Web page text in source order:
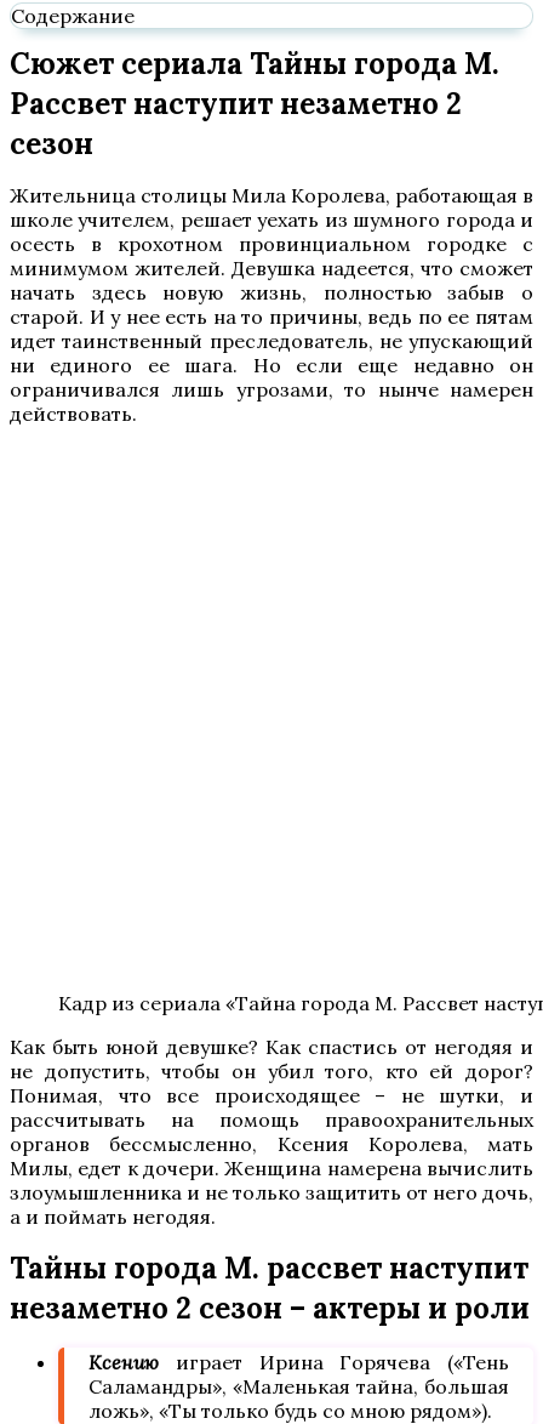
Содержание
Сюжет сериала Тайны города М.
Рассвет наступит незаметно 2
сезон
Жительница столицы Мила Королева, работающая в
школе учителем, решает уехать из шумного города и
осесть в крохотном провинциальном городке с
минимумом жителей. Девушка надеется, что сможет
начать здесь новую жизнь, полностью забыв о
старой. И у нее есть на то причины, ведь по ее пятам
идет таинственный преследователь, не упускающий
ни единого ее шага. Но если еще недавно он
ограничивался лишь угрозами, то нынче намерен
действовать.
Кадр из сериала «Тайна города М. Рассвет
Как быть юной девушке? Как спастись от негодяя и
не допустить, чтобы он убил того, кто ей дорог?
Понимая, что все происходящее – не шутки, и
рассчитывать на помощь правоохранительных
органов бессмысленно, Ксения Королева, мать
Милы, едет к дочери. Женщина намерена вычислить
злоумышленника и не только защитить от него дочь,
а и поймать негодяя.
Тайны города М. рассвет наступит
незаметно 2 сезон – актеры и роли
Ксению играет Ирина Горячева («Тень
Саламандры», «Маленькая тайна, большая
ложь», «Ты только будь со мною рядом»).